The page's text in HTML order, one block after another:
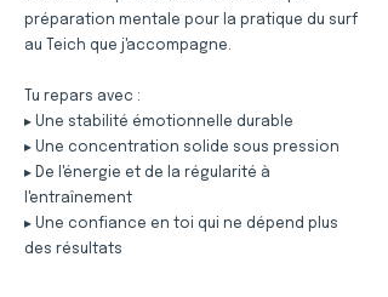
préparation mentale pour la pratique du surf
au Teich que j'accompagne.
Tu repars avec :
▸ Une stabilité émotionnelle durable
▸ Une concentration solide sous pression
▸ De l'énergie et de la régularité à
l'entraînement
▸ Une confiance en toi qui ne dépend plus
des résultats